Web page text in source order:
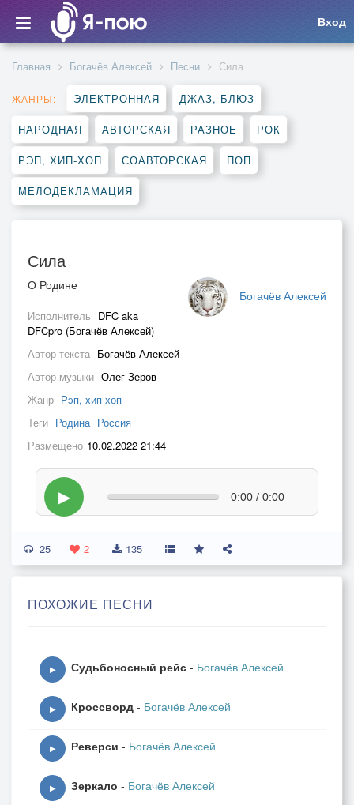
Вход
Главная Богачёв Алексей Песни Сила
ЖАНРЫ: ЭЛЕКТРОННАЯ ДЖАЗ, БЛЮЗ
НАРОДНАЯ АВТОРСКАЯ РАЗНОЕ РОК
РЭП, ХИП-ХОП СОАВТОРСКАЯ ПОП
МЕЛОДЕКЛАМАЦИЯ
Сила
Богачёв Алексей
О Родине
Исполнитель DFC aka
DFCpro (Богачёв Алексей)
Автор текста Богачёв Алексей
Автор музыки Олег Зеров
Жанр Рэп, хип-хоп
Теги Родина Россия
Размещено 10.02.2022 21:44
▶ 0:00 / 0:00
25 2 135
ПОХОЖИЕ ПЕСНИ
▶ Судьбоносный рейс - Богачёв Алексей
▶ Кроссворд - Богачёв Алексей
▶ Реверси - Богачёв Алексей
▶ Зеркало - Богачёв Алексей